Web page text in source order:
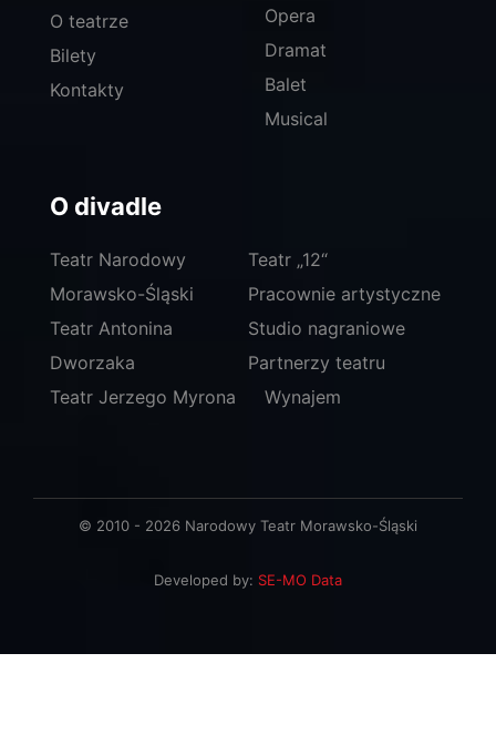
O teatrze
Bilety
Kontakty
Opera
Dramat
Balet
Musical
O divadle
Teatr Narodowy
Morawsko-Śląski
Teatr Antonina
Dworzaka
Teatr Jerzego Myrona
Teatr „12“
Pracownie artystyczne
Studio nagraniowe
Partnerzy teatru
Wynajem
© 2010 - 2026 Narodowy Teatr Morawsko-Śląski
Developed by: SE-MO Data